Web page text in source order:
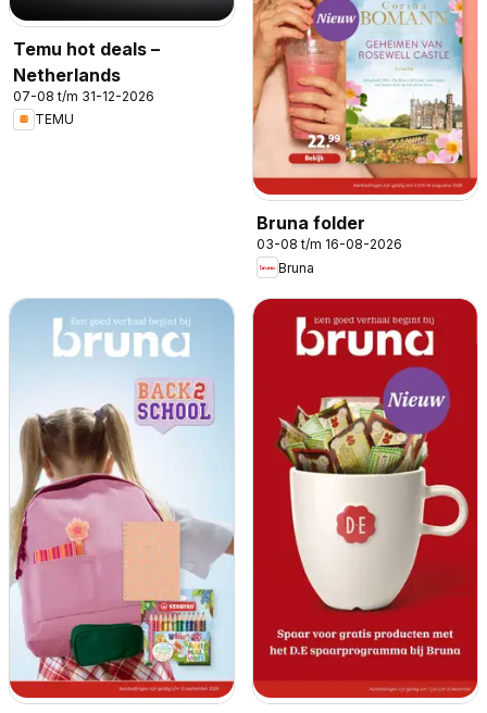
Temu hot deals –
Netherlands
07-08 t/m 31-12-2026
TEMU
Bruna folder
03-08 t/m 16-08-2026
Bruna